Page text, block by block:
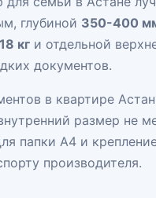
глубиной 350-400
кги отдельной
документов.
в квартире
размер не
папки A4 и
производителя.